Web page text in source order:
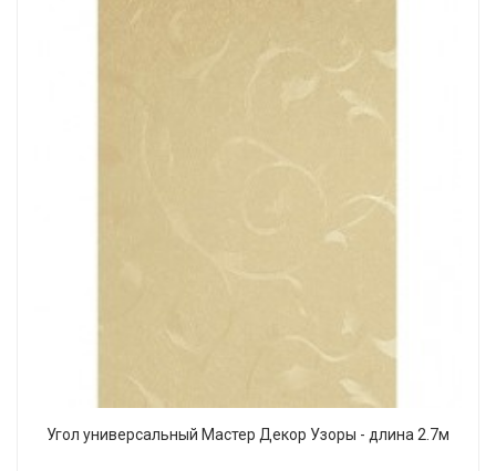
Угол универсальный Мастер Декор Узоры - длина 2.7м